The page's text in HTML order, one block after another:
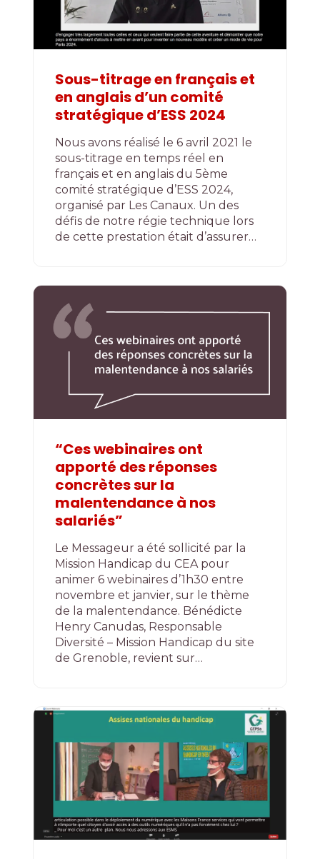
Sous-titrage en français et
en anglais d’un comité
stratégique d’ESS 2024
Nous avons réalisé le 6 avril 2021 le
sous-titrage en temps réel en
français et en anglais du 5ème
comité stratégique d’ESS 2024,
organisé par Les Canaux. Un des
défis de notre régie technique lors
de cette prestation était d’assurer…
“Ces webinaires ont
apporté des réponses
concrètes sur la
malentendance à nos
salariés”
Le Messageur a été sollicité par la
Mission Handicap du CEA pour
animer 6 webinaires d’1h30 entre
novembre et janvier, sur le thème
de la malentendance. Bénédicte
Henry Canudas, Responsable
Diversité – Mission Handicap du site
de Grenoble, revient sur…